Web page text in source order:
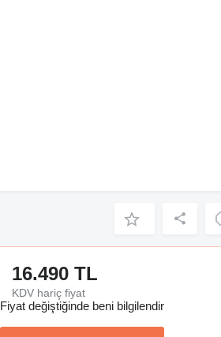
16.490 TL
KDV hariç fiyat
Fiyat değiştiğinde beni bilgilendir